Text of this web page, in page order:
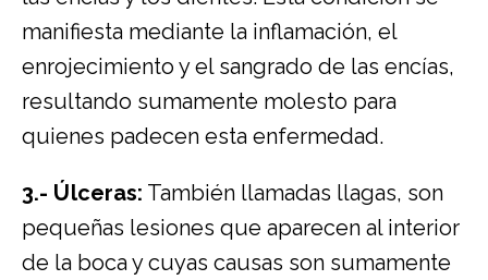
manifiesta mediante la inflamación, el
enrojecimiento y el sangrado de las encías,
resultando sumamente molesto para
quienes padecen esta enfermedad.
3.- Úlceras: También llamadas llagas, son
pequeñas lesiones que aparecen al interior
de la boca y cuyas causas son sumamente